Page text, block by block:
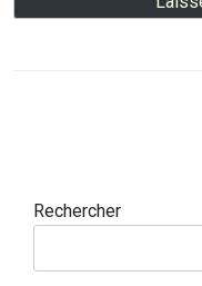
Rechercher